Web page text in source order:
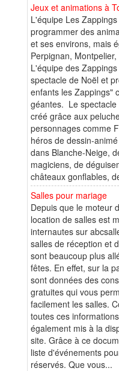
Jeux et animations à
L'équipe Les
programmer des
et ses environs, mais
Perpignan,
L'équipe des
spectacle de Noël et
enfants les Zappings"
géantes. Le
créé grâce aux
personnages comme
héros de dessin-
dans Blanche-Neige,
magiciens, de
châteaux gonflables,
Salles pour mariage
Depuis que le moteur
location de salles est
internautes sur
salles de réception et
sont beaucoup plus
fêtes. En effet, sur la
sont données des
gratuites qui vous
facilement les salles.
toutes ces
également mis à la
site. Grâce à ce
liste d'événements
réservés. Que vous...